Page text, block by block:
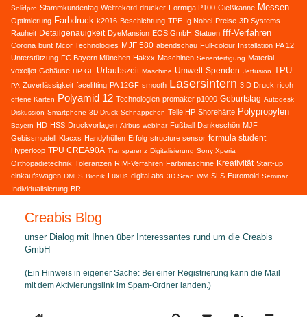
Solidpro Stammkundentag Weltrekord drucker Formiga P100 Gießkanne Messen
Optimierung Farbdruck k2016 Beschichtung TPE Ig Nobel Preise 3D Systems
Rauheit Detailgenauigkeit DyeMansion EOS GmbH Statuen fff-Verfahren
Corona bunt Mcor Technologies MJF 580 abendschau Full-colour Installation PA 12
Unterstützung FC Bayern München Hakxx Maschinen Serienfertigung Material
voxeljet Gehäuse HP GF Urlaubszeit Maschine Umwelt Spenden Jetfusion TPU
PA Zuverlässigkeit facelifting PA 12GF smooth Lasersintern 3 D Druck ricoh
offene Karten Polyamid 12 Technologien promaker p1000 Geburtstag Autodesk
Diskussion Smartphone 3D Druck Schnäppchen Teile HP Shorehärte Polypropylen
Bayern HD HSS Druckvorlagen Airbus webinar Fußball Dankeschön MJF
Gebissmodell Klacxs Handyhüllen Erfolg structure sensor formula student
Hyperloop TPU CREA90A Transparenz Digitalisierung Sony Xperia
Orthopädietechnik Toleranzen RIM-Verfahren Farbmaschine Kreativität Start-up
einkaufswagen DMLS Bionik Luxus digital abs 3D Scan WM SLS Euromold Seminar
Individualisierung BR
Creabis Blog
unser Dialog mit Ihnen über Interessantes rund um die Creabis
GmbH
(Ein Hinweis in eigener Sache: Bei einer Registrierung kann die Mail
mit dem Aktivierungslink im Spam-Ordner landen.)